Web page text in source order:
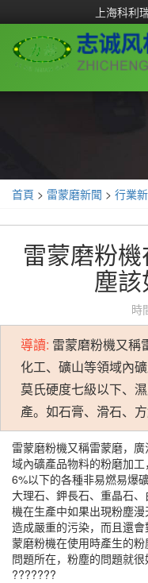
上海科
首頁 > 雷蒙磨新聞 > 行業
雷蒙磨粉
塵該
時
導讀: 雷蒙磨粉機又稱
化工、礦山等領域內
莫氏硬度七級以下、
產。如石膏、滑石、
雷蒙磨粉機又稱雷蒙磨，
域內礦產品物料的粉磨加
6%以下的各種非易燃易爆
大理石、鉀長石、重晶石
機在生產中如果出現粉塵
造成嚴重的污染，而且還
蒙磨粉機在使用時產生的
問題所在，粉塵的問題就很
???????